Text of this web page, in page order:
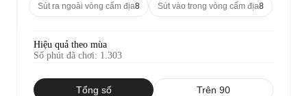
Sút ra ngoài vòng cấm địa8 Sút vào trong vòng cấm địa8
Hiệu quả theo mùa
Số phút đã chơi: 1.303
Tổng số Trên 90